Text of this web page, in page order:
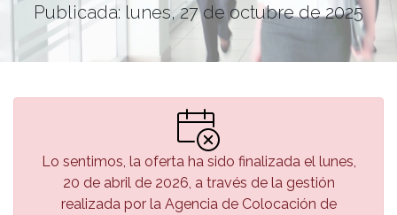
Publicada: lunes, 27 de octubre de 2025
Lo sentimos, la oferta ha sido finalizada el lunes,
20 de abril de 2026, a través de la gestión
realizada por la Agencia de Colocación de